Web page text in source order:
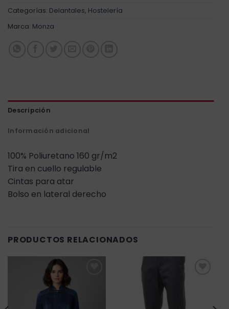
Categorías: Delantales, Hostelería
Marca: Monza
Descripción
Información adicional
100% Poliuretano 160 gr/m2
Tira en cuello regulable
Cintas para atar
Bolso en lateral derecho
PRODUCTOS RELACIONADOS
deseos